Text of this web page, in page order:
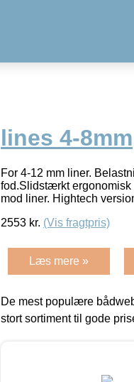
lines 4-8mm
For 4-12 mm liner.
fod.Slidstærkt ergonomisk
mod liner. Hightech
2553 kr. (Vis fragtpris)
Læs mere »
De mest populære
stort sortiment til gode